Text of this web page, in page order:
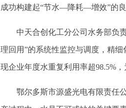
成功构建起“节水—降耗—增效”的良
中天合创化工分公司水务部负责
理回用”的系统性监控与调度，精
现企业年度水重复利用率超98.5%
鄂尔多斯市源盛光电有限责任公